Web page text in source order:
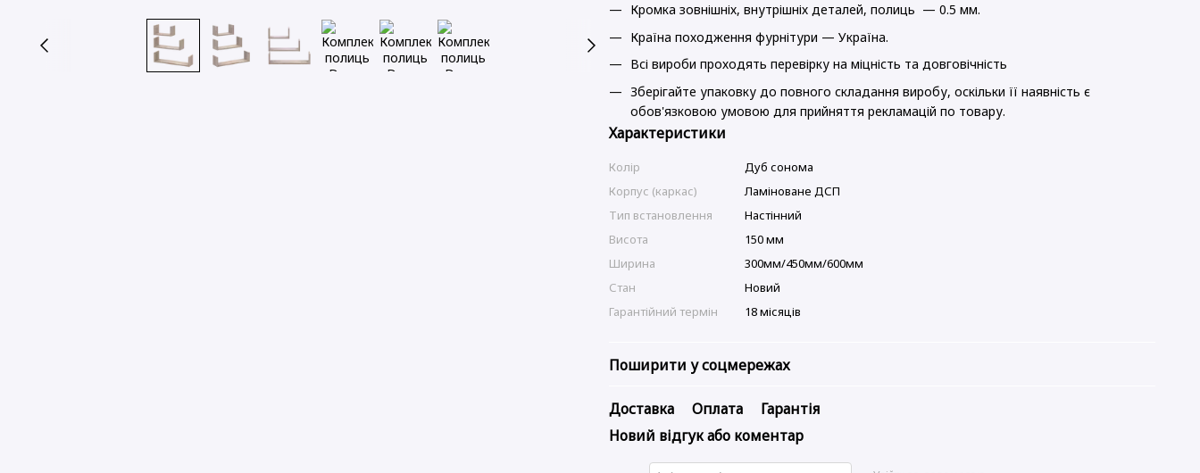
Кромка зовнішніх, внутрішніх деталей, полиць — 0.5 мм.
Країна походження фурнітури — Україна.
Всі вироби проходять перевірку на міцність та довговічність
Зберігайте упаковку до повного складання виробу, оскільки її наявність є
обов'язковою умовою для прийняття рекламацій по товару.
Характеристики
Колір
Дуб сонома
Корпус (каркас)
Ламіноване ДСП
Тип встановлення
Настінний
Висота
150 мм
Ширина
300мм/450мм/600мм
Стан
Новий
Гарантійний термін
18 місяців
Поширити у соцмережах
Доставка Оплата
Гарантія
Новий відгук або коментар